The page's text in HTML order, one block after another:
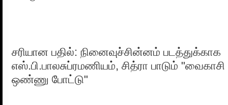
சரியான பதில்: நினைவுச்சின்னம் படத்துக்காக
எஸ்.பி.பாலசுப்ரமணியம், சித்ரா பாடும்
ஒண்ணு போட்டு"